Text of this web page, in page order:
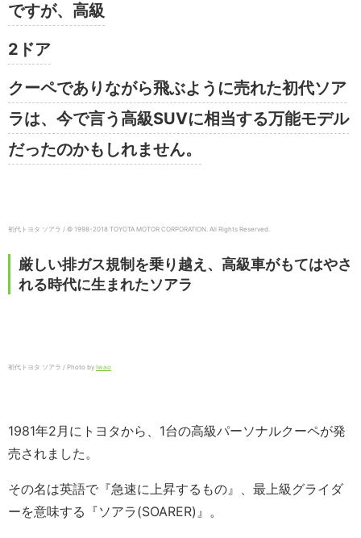
ですが、高級
2ドア
クーペでありながら飛ぶように売れた初代ソア
ラは、今で言う高級SUVに相当する万能モデル
だったのかもしれません。
初代トヨタ ソアラ / © 1998-2018 TOYOTA MOTOR CORPORATION. All Rights Reserved.
厳しい排ガス規制を乗り越え、高級車がもてはやさ
れる時代に生まれたソアラ
初代トヨタ ソアラ / Photo by Iwao
1981年2月にトヨタから、1台の高級パーソナルクーペが発
売されました。
その名は英語で『急速に上昇するもの』、最上級グライダ
ーを意味する『ソアラ(SOARER)』。